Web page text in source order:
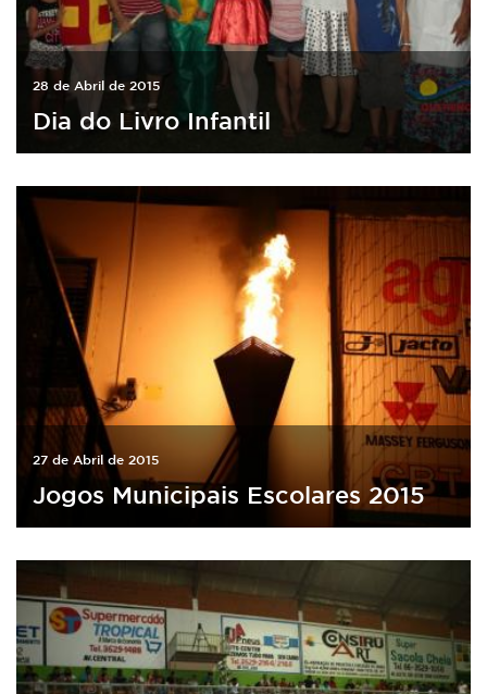
28 de Abril de 2015
Dia do Livro Infantil
27 de Abril de 2015
Jogos Municipais Escolares 2015